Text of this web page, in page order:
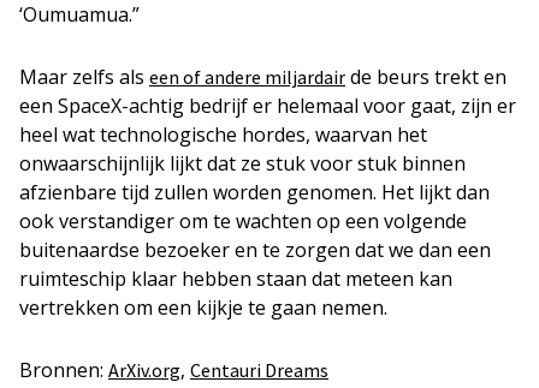
‘Oumuamua.”
Maar zelfs als een of andere miljardair de beurs trekt en
een SpaceX-achtig bedrijf er helemaal voor gaat, zijn er
heel wat technologische hordes, waarvan het
onwaarschijnlijk lijkt dat ze stuk voor stuk binnen
afzienbare tijd zullen worden genomen. Het lijkt dan
ook verstandiger om te wachten op een volgende
buitenaardse bezoeker en te zorgen dat we dan een
ruimteschip klaar hebben staan dat meteen kan
vertrekken om een kijkje te gaan nemen.
Bronnen: ArXiv.org, Centauri Dreams